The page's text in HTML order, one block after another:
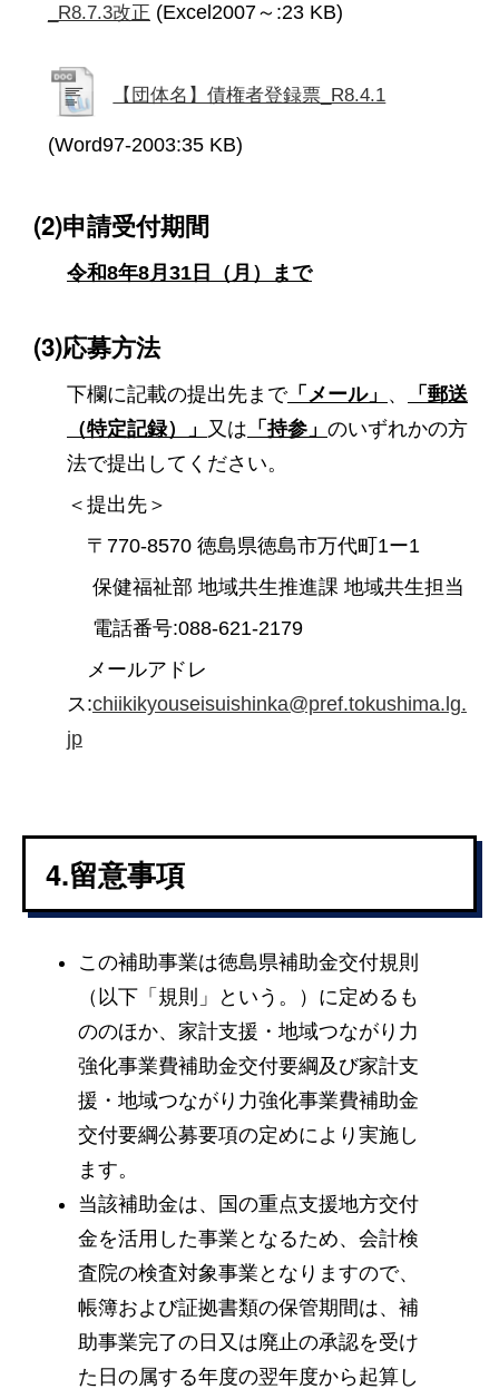
_R8.7.3改正 (Excel2007～:23 KB)
【団体名】債権者登録票_R8.4.1
(Word97-2003:35 KB)
(2)申請受付期間
令和8年8月31日（月）まで
(3)応募方法
下欄に記載の提出先まで「メール」 、
「郵送
（特定記録）」 又は 「持参」 のいずれかの方
法で提出してください。
＜提出先＞
〒770-8570 徳島県徳島市万代町1ー1
保健福祉部 地域共生推進課 地域共生担当
電話番号:088-621-2179
メールアドレ
ス:chiikikyouseisuishinka@pref.tokushima.lg.
jp
4.留意事項
この補助事業は徳島県補助金交付規則
（以下「規則」という。）に定めるも
ののほか、家計支援・地域つながり力
強化事業費補助金交付要綱及び家計支
援・地域つながり力強化事業費補助金
交付要綱公募要項の定めにより実施し
ます。
当該補助金は、国の重点支援地方交付
金を活用した事業となるため、会計検
査院の検査対象事業となりますので、
帳簿および証拠書類の保管期間は、補
助事業完了の日又は廃止の承認を受け
た日の属する年度の翌年度から起算し